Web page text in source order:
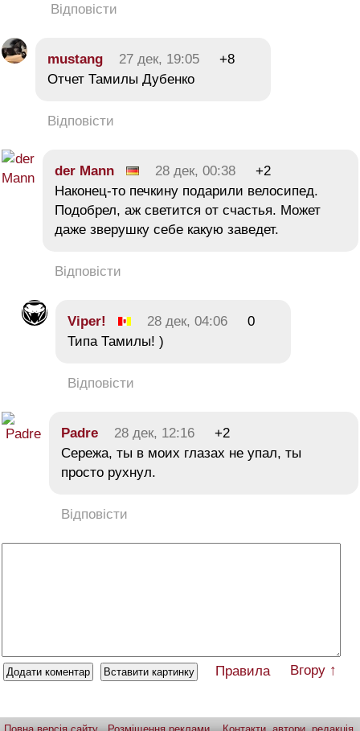
Відповісти
mustang 27 дек, 19:05
+8
Отчет Тамилы Дубенко
Відповісти
der Mann 28 дек, 00:38
+2
Наконец-то печкину подарили велосипед.
Подобрел, аж светится от счастья. Может
даже зверушку себе какую заведет.
Відповісти
Viper! 28 дек, 04:06
0
Типа Тамилы! )
Відповісти
Padre 28 дек, 12:16
+2
Сережа, ты в моих глазах не упал, ты
просто рухнул.
Відповісти
Правила Вгору ↑